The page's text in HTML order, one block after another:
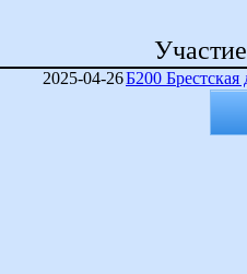
2025-04-26Б200 Брестская